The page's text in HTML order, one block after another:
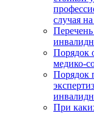
случая
Порядок
медико-
Порядок
При